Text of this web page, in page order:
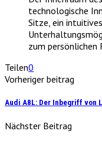
technologische
Sitze, ein
zum persönlichen
Teilen0
Vorheriger beitrag
Audi A8L: Der Inbegriff von
Nächster Beitrag